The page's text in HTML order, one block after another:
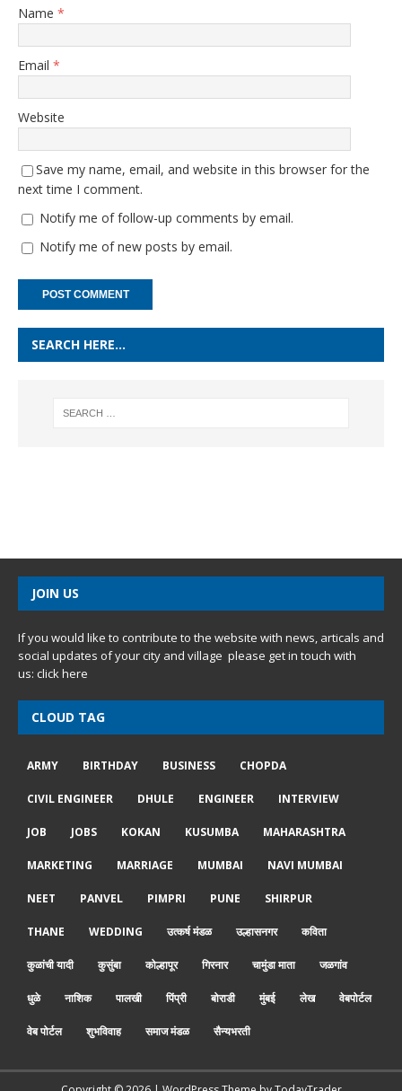
Name *
Email *
Website
Save my name, email, and website in this browser for the
next time I comment.
Notify me of follow-up comments by email.
Notify me of new posts by email.
SEARCH HERE…
JOIN US
If you would like to contribute to the website with news, articals and
social updates of your city and village please get in touch with
us: click here
CLOUD TAG
ARMY BIRTHDAY BUSINESS CHOPDA
CIVIL ENGINEER DHULE ENGINEER INTERVIEW
JOB JOBS KOKAN KUSUMBA MAHARASHTRA
MARKETING MARRIAGE MUMBAI NAVI MUMBAI
NEET PANVEL PIMPRI PUNE SHIRPUR
THANE WEDDING उत्कर्ष मंडळ उल्हासनगर कविता
कुळांची यादी कुसुंबा कोल्हापूर गिरनार चामुंडा माता जळगांव
धुळे नाशिक पालखी पिंप्री बोराडी मुंबई लेख वेबपोर्टल
वेब पोर्टल शुभविवाह समाज मंडळ सैन्यभरती